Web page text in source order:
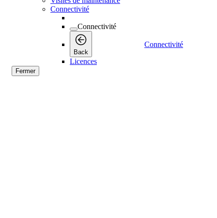
Connectivité
Connectivité
Back
Connectivité
Licences
Fermer